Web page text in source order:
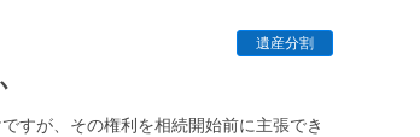
遺産分割
すが、その権利を相続開始前に主張でき